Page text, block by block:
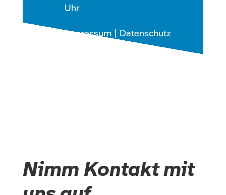
Uhr
Impressum| Datenschutz
Nimm Kontakt mit